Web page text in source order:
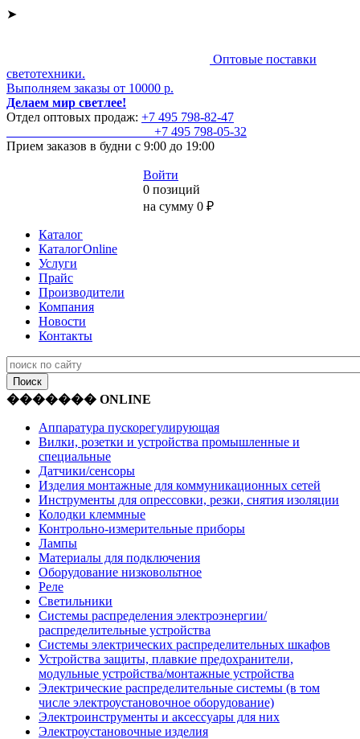
➤
Оптовые поставки
светотехники.
Выполняем заказы от 10000 р.
Делаем мир светлее!
Отдел оптовых продаж: +7 495 798-82-47
+7 495 798-05-32
Прием заказов в будни с 9:00 до 19:00
Войти
0 позиций
на сумму 0 ₽
Каталог
КаталогOnline
Услуги
Прайс
Производители
Компания
Новости
Контакты
������� ONLINE
Аппаратура пускорегулирующая
Вилки, розетки и устройства промышленные и
специальные
Датчики/сенсоры
Изделия монтажные для коммуникационных сетей
Инструменты для опрессовки, резки, снятия изоляции
Колодки клеммные
Контрольно-измерительные приборы
Лампы
Материалы для подключения
Оборудование низковольтное
Реле
Светильники
Системы распределения электроэнергии/
распределительные устройства
Системы электрических распределительных шкафов
Устройства защиты, плавкие предохранители,
модульные устройства/монтажные устройства
Электрические распределительные системы (в том
числе электроустановочное оборудование)
Электроинструменты и аксессуары для них
Электроустановочные изделия